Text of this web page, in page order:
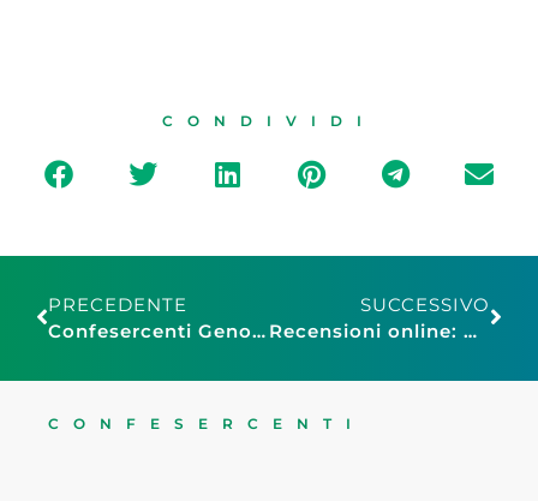
CONDIVIDI
PRECEDENTE
Confesercenti Genova: saldi al via, ma non per tutti, sempre più negozi non aderiscono
SUCCESSIVO
Recensioni online: Banchieri (Fiepet Confesercenti), “Bene linee guida Antitrust, scontrino come prova era punto irrinunciabile”
CONFESERCENTI